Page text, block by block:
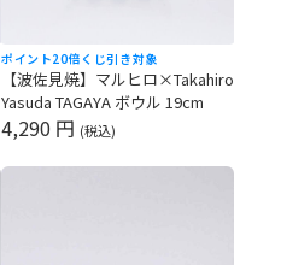
ポイント20倍 くじ引き対象
【波佐見焼】マルヒロ×Takahiro
Yasuda TAGAYA ボウル 19cm
4,290 円 (税込)